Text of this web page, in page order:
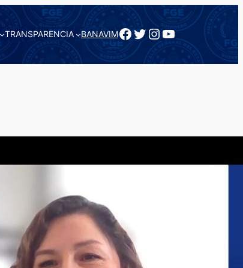
TRANSPARENCIA BANAVIMFacebook
Twitter
Instagram
YouTube